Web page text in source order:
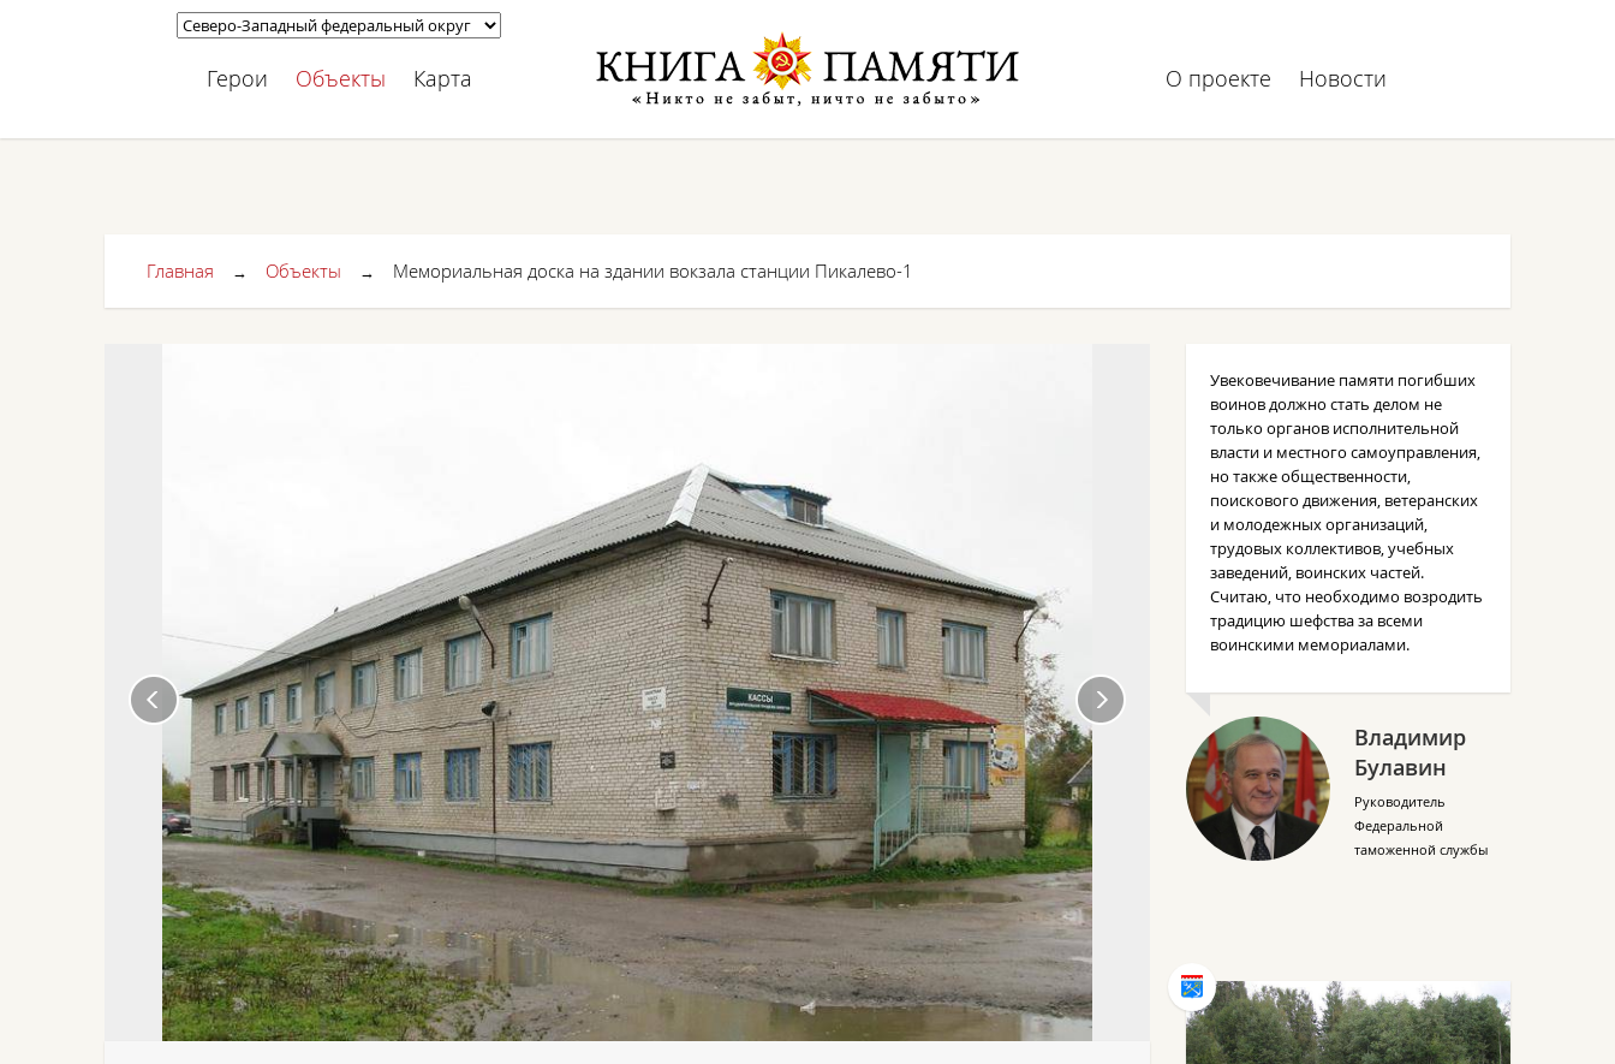
Герои Объекты Карта О проекте Новости
Главная → Объекты → Мемориальная доска на здании вокзала станции Пикалево-1
Увековечивание памяти погибших
воинов должно стать делом не
только органов исполнительной
власти и местного самоуправления,
но также общественности,
поискового движения, ветеранских
и молодежных организаций,
трудовых коллективов, учебных
заведений, воинских частей.
Считаю, что необходимо возродить
традицию шефства за всеми
воинскими мемориалами.
Владимир
Булавин
Руководитель
Федеральной
таможенной службы